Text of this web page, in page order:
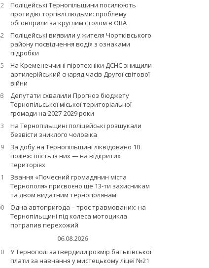
Поліцейські Тернопільщини посилюють
протидію торгівлі людьми: проблему
обговорили за круглим столом в ОВА
Поліцейські виявили у жителя Чортківського
району посвідчення водія з ознаками
підробки
На Кременеччині піротехніки ДСНС знищили
артилерійський снаряд часів Другої світової
війни
Депутати схвалили Прогноз бюджету
Тернопільської міської територіальної
громади на 2027-2029 роки
На Тернопільщині поліцейські розшукали
безвісти зниклого чоловіка
За добу на Тернопільщині ліквідовано 10
пожеж: шість із них — на відкритих
територіях
Звання «Почесний громадянин міста
Тернополя» присвоєно ще 13-ти захисникам
та двом видатним тернополянам
Одна автопригода – троє травмованих: на
Тернопільщині під колеса мотоцикла
потрапив перехожий
06.08.2026
У Тернополі затвердили розмір батьківської
плати за навчання у мистецькому ліцеї №21